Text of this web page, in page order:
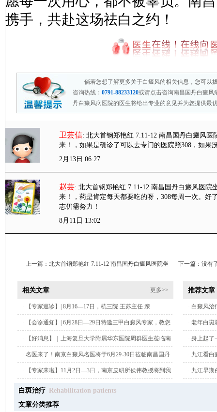
携手，共赴这场祛白之约！
倘若您想了解更多关于白癜风的相关信息，您可以
咨询热线： 0791-88233120或请点击咨询南昌国丹白癜风
丹白癜风病医院的医生将给出专业的意见并为您提供最
卫芸信: 北大首钢郑艳红 7.11-12 南昌国丹白癜风
来！
，如果是确诊了可以去专门的医院照308，如果
2月13日 06:27
赵芸: 北大首钢郑艳红 7.11-12 南昌国丹白癜风医院
来！
，药是肯定每天都要吃的呀，308每周一次。好
志仍需努力！
8月11日 13:02
上一篇：北大首钢郑艳红 7.11-12 南昌国丹白癜风医院坐 下一篇：没有
相关文章 更多>>
【专家巡诊】| 8月16—17日，杭三院 王苏主任 亲
【会诊通知】| 6月28日—29日特邀三甲白癜风专家，教您
科学应对夏季白癜风高发难题！
【好消息】｜上海复旦大学附属华东医院周群医生莅临南
昌国丹医院联合巡诊，助您科学应对夏季白癜风！
名医来了！南京白癜风名医将于6月29-30日莅临南昌国丹
开展周末会诊！
【专家来啦】11月2日—3日，南京皮研所侯伟教授将到我
院会诊，预约通道已开启!
推荐文章
白癜风治
老年白斑
身上起了
九江看白
九江早期
白斑治疗
Rehabilitation patients
文章分类推荐